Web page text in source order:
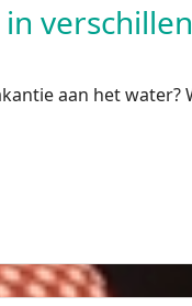
aan het